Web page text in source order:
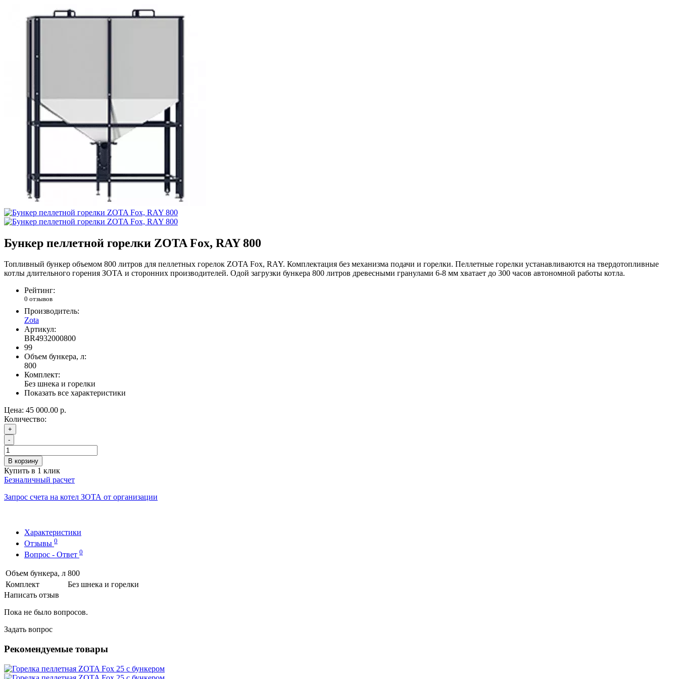
Бункер пеллетной горелки ZOTA Fox, RAY 800
Топливный бункер объемом 800 литров для пеллетных горелок ZOTA Fox, RAY. Комплектация без механизма подачи и горелки. Пеллетные горелки устанавливаются на твердотопливные
котлы длительного горения ЗОТА и сторонних производителей. Одой загрузки бункера 800 литров древесными гранулами 6-8 мм хватает до 300 часов автономной работы котла.
Рейтинг:
0 отзывов
Производитель:
Zota
Артикул:
BR4932000800
99
Объем бункера, л:
800
Комплект:
Без шнека и горелки
Показать все характеристики
Цена: 45 000.00 р.
Количество:
+
-
В корзину
Купить в 1 клик
Безналичный расчет
Запрос счета на котел ЗОТА от организации
Характеристики
Отзывы 0
Вопрос - Ответ 0
Объем бункера, л 800
Комплект
Без шнека и горелки
Написать отзыв
Пока не было вопросов.
Задать вопрос
Рекомендуемые товары